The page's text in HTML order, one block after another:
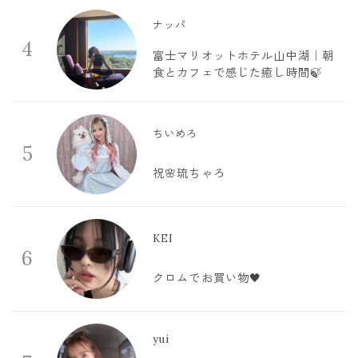
4
ナッパ
富士マリオットホテル山中湖｜朝
食とカフェで感じた癒し時間🍃
5
ちいめろ
祝🌸琉ちゃろ
6
KEI
クロムでお買い物🖤
yui